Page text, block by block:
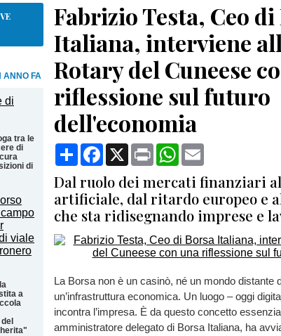
ANNO FA
tra le
di
di
a
Fabrizio Testa, Ceo
Italiana, interviene
Rotary del Cuneese
riflessione sul futuro
dell'economia
CondividiFacebook
X Print WhatsApp
Dal ruolo dei mercati finanziari
artificiale, dal ritardo europeo e
che sta ridisegnando imprese e
La Borsa non è un casinò, né un mondo distante
un’infrastruttura economica. Un luogo – oggi
incontra l’impresa. È da questo concetto
amministratore delegato di Borsa Italiana, ha